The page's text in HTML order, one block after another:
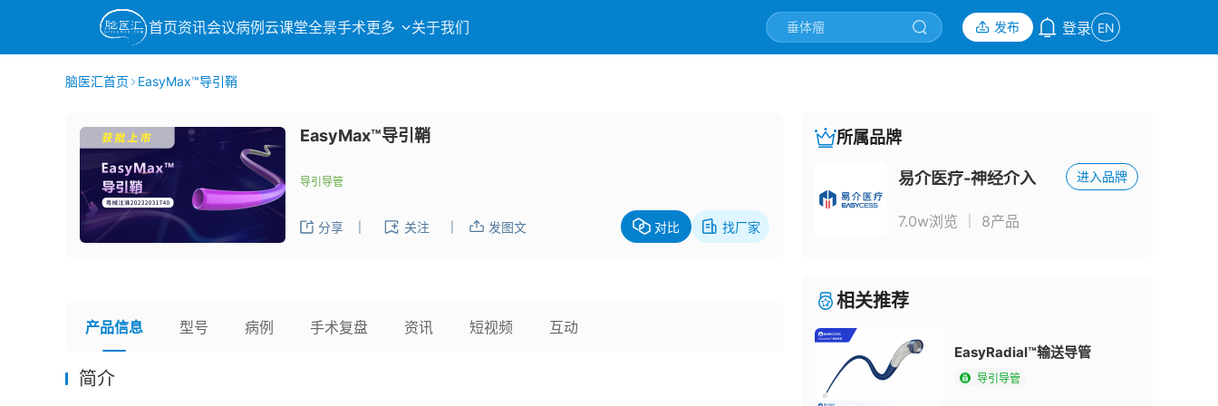
首页资讯会议病例 云课堂全景手术更多 关于我们 发布 登录 EN
脑医汇首页 EasyMax™导引鞘
EasyMax™导引鞘
导引导管
分享 关注 发图文 对比 找厂家
产品信息 型号 病例 手术复盘 资讯 短视频 互动
简介
所属品牌
易介医疗-神经介入
7.0w浏览 8产品
进入品牌
相关推荐
EasyRadial™输送导管
导引导管